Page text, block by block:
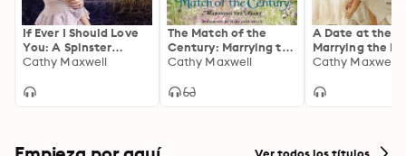
If Ever I Should Love
You: A Spinster
Heiresses Novel
Cathy Maxwell
The Match of the
Century: Marrying the
Duke
Cathy Maxwell
A Date at the
Marrying the
Cathy Maxwell
Ver todos los títulos